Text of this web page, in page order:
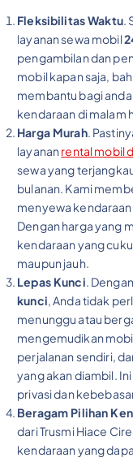
Fleksibilitas Waktu.
layanan sewa mobil
pengambilan dan
mobil kapan saja,
membantu bagi
kendaraan di malam
Harga Murah.
layananrental mobil
sewa yang
bulanan. Kami
menyewa
Dengan harga yang
kendaraan yang
maupun jauh.
Lepas Kunci.
kunci, Anda tidak
menunggu atau
mengemudikan
perjalanan sendiri,
yang akan diambil.
privasi dan
Beragam Pilihan
dari Trusmi Hiace
kendaraan yang